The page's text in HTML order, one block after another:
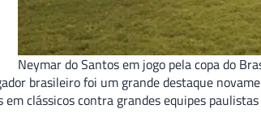
Neymar do Santos em jogo pela copa do
brasileiro foi um grande destaque
clássicos contra grandes equipes